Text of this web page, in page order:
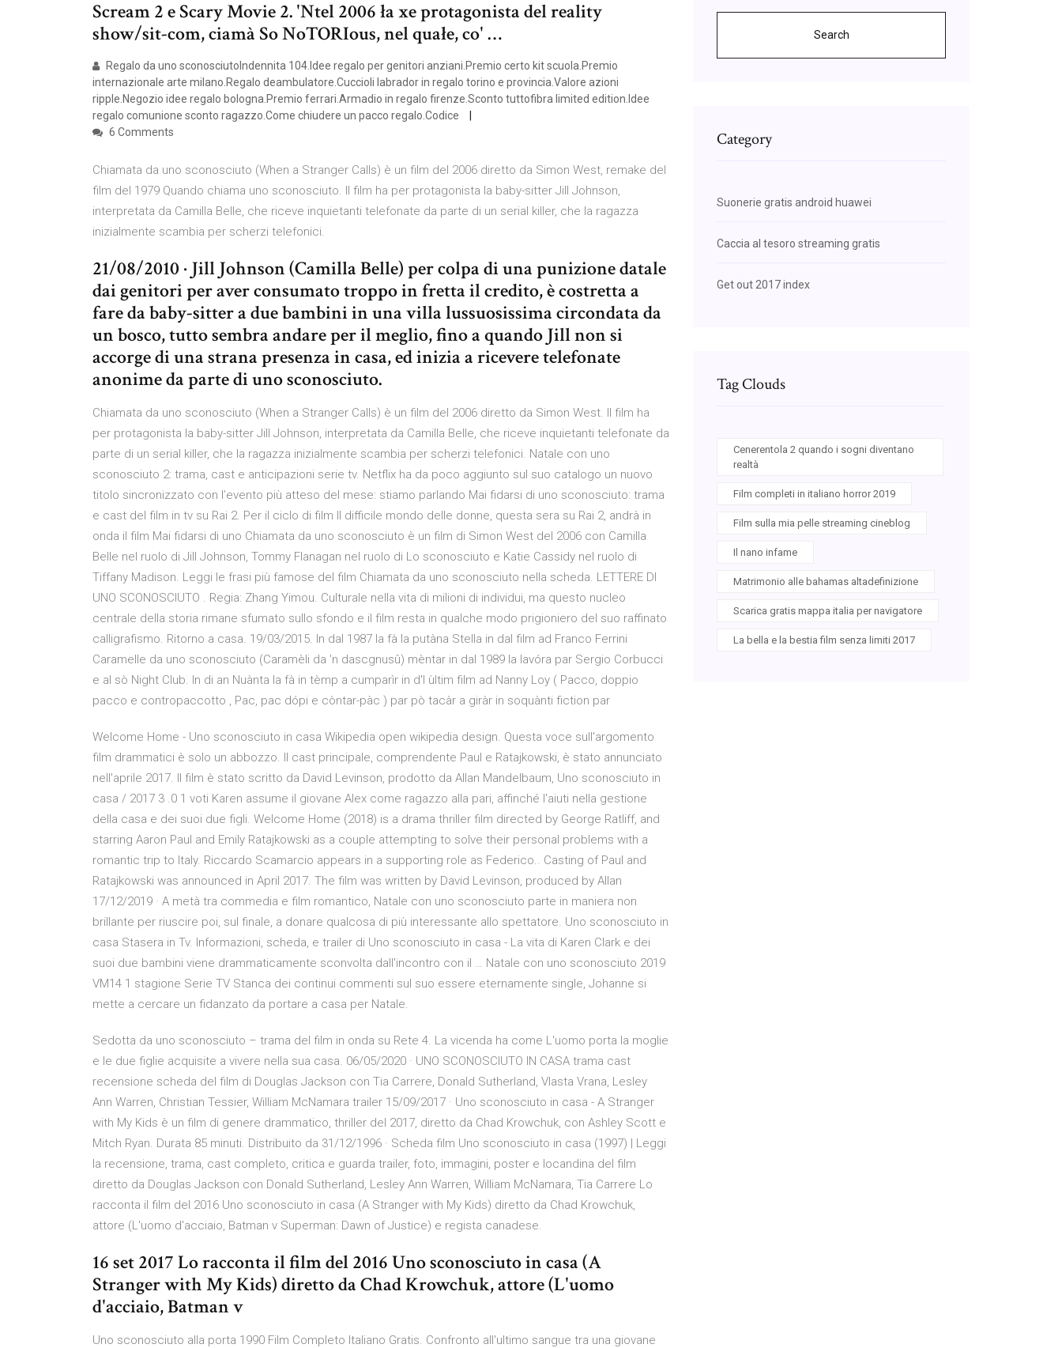
Scream 2 e Scary Movie 2. 'Ntel 2006 ła xe protagonista del reality
show/sit-com, ciamà So NoTORIous, nel quałe, co' …
Regalo da uno sconosciutoIndennita 104.Idee regalo per genitori anziani.Premio certo kit scuola.Premio
internazionale arte milano.Regalo deambulatore.Cuccioli labrador in regalo torino e provincia.Valore azioni
ripple.Negozio idee regalo bologna.Premio ferrari.Armadio in regalo firenze.Sconto tuttofibra limited edition.Idee
regalo comunione sconto ragazzo.Come chiudere un pacco regalo.Codice
6 Comments
Chiamata da uno sconosciuto (When a Stranger Calls) è un film del 2006 diretto da Simon West, remake del
film del 1979 Quando chiama uno sconosciuto. Il film ha per protagonista la baby-sitter Jill Johnson,
interpretata da Camilla Belle, che riceve inquietanti telefonate da parte di un serial killer, che la ragazza
inizialmente scambia per scherzi telefonici.
21/08/2010 · Jill Johnson (Camilla Belle) per colpa di una punizione datale
dai genitori per aver consumato troppo in fretta il credito, è costretta a
fare da baby-sitter a due bambini in una villa lussuosissima circondata da
un bosco, tutto sembra andare per il meglio, fino a quando Jill non si
accorge di una strana presenza in casa, ed inizia a ricevere telefonate
anonime da parte di uno sconosciuto.
Chiamata da uno sconosciuto (When a Stranger Calls) è un film del 2006 diretto da Simon West. Il film ha
per protagonista la baby-sitter Jill Johnson, interpretata da Camilla Belle, che riceve inquietanti telefonate da
parte di un serial killer, che la ragazza inizialmente scambia per scherzi telefonici. Natale con uno
sconosciuto 2: trama, cast e anticipazioni serie tv. Netflix ha da poco aggiunto sul suo catalogo un nuovo
titolo sincronizzato con l’evento più atteso del mese: stiamo parlando Mai fidarsi di uno sconosciuto: trama
e cast del film in tv su Rai 2. Per il ciclo di film Il difficile mondo delle donne, questa sera su Rai 2, andrà in
onda il film Mai fidarsi di uno Chiamata da uno sconosciuto è un film di Simon West del 2006 con Camilla
Belle nel ruolo di Jill Johnson, Tommy Flanagan nel ruolo di Lo sconosciuto e Katie Cassidy nel ruolo di
Tiffany Madison. Leggi le frasi più famose del film Chiamata da uno sconosciuto nella scheda. LETTERE DI
UNO SCONOSCIUTO . Regia: Zhang Yimou. Culturale nella vita di milioni di individui, ma questo nucleo
centrale della storia rimane sfumato sullo sfondo e il film resta in qualche modo prigioniero del suo raffinato
calligrafismo. Ritorno a casa. 19/03/2015. In dal 1987 la fà la putàna Stella in dal film ad Franco Ferrini
Caramelle da uno sconosciuto (Caramèli da 'n dascgnusû) mèntar in dal 1989 la lavóra par Sergio Corbucci
e al sò Night Club. In di an Nuànta la fà in tèmp a cumparìr in d'l ùltim film ad Nanny Loy ( Pacco, doppio
pacco e contropaccotto , Pac, pac dópi e còntar-pàc ) par pò tacàr a giràr in soquànti fiction par
Welcome Home - Uno sconosciuto in casa Wikipedia open wikipedia design. Questa voce sull'argomento
film drammatici è solo un abbozzo. Il cast principale, comprendente Paul e Ratajkowski, è stato annunciato
nell'aprile 2017. Il film è stato scritto da David Levinson, prodotto da Allan Mandelbaum, Uno sconosciuto in
casa / 2017 3 .0 1 voti Karen assume il giovane Alex come ragazzo alla pari, affinché l'aiuti nella gestione
della casa e dei suoi due figli. Welcome Home (2018) is a drama thriller film directed by George Ratliff, and
starring Aaron Paul and Emily Ratajkowski as a couple attempting to solve their personal problems with a
romantic trip to Italy. Riccardo Scamarcio appears in a supporting role as Federico.. Casting of Paul and
Ratajkowski was announced in April 2017. The film was written by David Levinson, produced by Allan
17/12/2019 · A metà tra commedia e film romantico, Natale con uno sconosciuto parte in maniera non
brillante per riuscire poi, sul finale, a donare qualcosa di più interessante allo spettatore. Uno sconosciuto in
casa Stasera in Tv. Informazioni, scheda, e trailer di Uno sconosciuto in casa - La vita di Karen Clark e dei
suoi due bambini viene drammaticamente sconvolta dall'incontro con il … Natale con uno sconosciuto 2019
VM14 1 stagione Serie TV Stanca dei continui commenti sul suo essere eternamente single, Johanne si
mette a cercare un fidanzato da portare a casa per Natale.
Sedotta da uno sconosciuto – trama del film in onda su Rete 4. La vicenda ha come L'uomo porta la moglie
e le due figlie acquisite a vivere nella sua casa. 06/05/2020 · UNO SCONOSCIUTO IN CASA trama cast
recensione scheda del film di Douglas Jackson con Tia Carrere, Donald Sutherland, Vlasta Vrana, Lesley
Ann Warren, Christian Tessier, William McNamara trailer 15/09/2017 · Uno sconosciuto in casa - A Stranger
with My Kids è un film di genere drammatico, thriller del 2017, diretto da Chad Krowchuk, con Ashley Scott e
Mitch Ryan. Durata 85 minuti. Distribuito da 31/12/1996 · Scheda film Uno sconosciuto in casa (1997) | Leggi
la recensione, trama, cast completo, critica e guarda trailer, foto, immagini, poster e locandina del film
diretto da Douglas Jackson con Donald Sutherland, Lesley Ann Warren, William McNamara, Tia Carrere Lo
racconta il film del 2016 Uno sconosciuto in casa (A Stranger with My Kids) diretto da Chad Krowchuk,
attore (L'uomo d'acciaio, Batman v Superman: Dawn of Justice) e regista canadese.
16 set 2017 Lo racconta il film del 2016 Uno sconosciuto in casa (A
Stranger with My Kids) diretto da Chad Krowchuk, attore (L'uomo
d'acciaio, Batman v
Uno sconosciuto alla porta 1990 Film Completo Italiano Gratis. Confronto all'ultimo sangue tra una giovane
Search
Category
Suonerie gratis android huawei
Caccia al tesoro streaming gratis
Get out 2017 index
Tag Clouds
Cenerentola 2 quando i sogni diventano
realtà
Film completi in italiano horror 2019
Film sulla mia pelle streaming cineblog
Il nano infame
Matrimonio alle bahamas altadefinizione
Scarica gratis mappa italia per navigatore
La bella e la bestia film senza limiti 2017